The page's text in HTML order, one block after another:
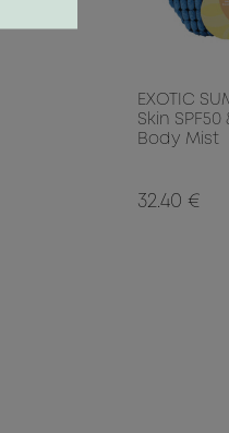
EXOTIC
Skin
Body Mist
32.40 €